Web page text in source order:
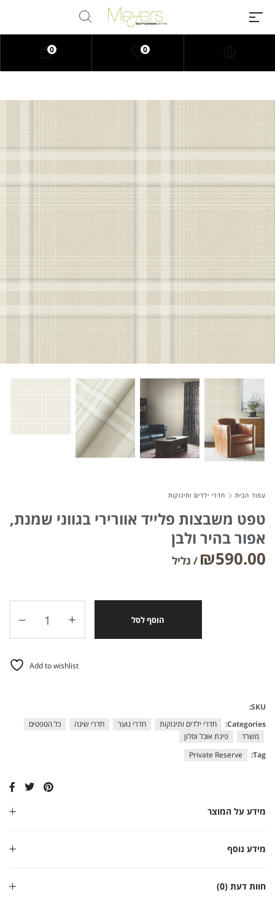
creative assets, use smart design
even hire freelancers. With an
industry-leading marketplace
paired with an unlimited
Sitemap
Community
Blog
0
0
עמוד הבית חדרי ילדים ותינוקות
טפט משבצות פלייד אוורירי בגווני שמנת,
אפור בהיר ולבן
₪590.00
הוסף לסל
Add to wishlist
מידע על המוצר
מידע נוסף
חוות דעת (0)
SKU:
Categories:
חדרי ילדים ותינוקות חדרי נוער חדרי שינה
כל הטפטים
משרד
פינת אוכל וסלון
Tag:
Private Reserve